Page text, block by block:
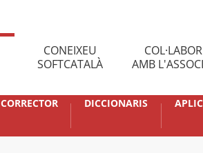
CONEIXEU
SOFTCATALÀ
AMB
CORRECTOR DICCIONARIS